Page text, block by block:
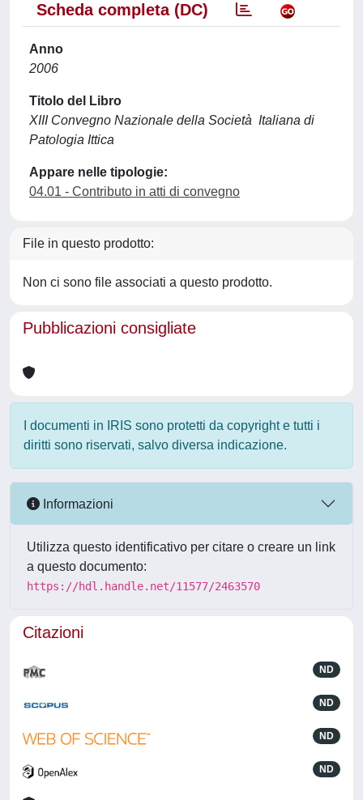
Scheda completa (DC)
Anno
2006
Titolo del Libro
XIII Convegno Nazionale della Società Italiana di
Patologia Ittica
Appare nelle tipologie:
04.01 - Contributo in atti di convegno
File in questo prodotto:
Non ci sono file associati a questo prodotto.
Pubblicazioni consigliate
I documenti in IRIS sono protetti da copyright e tutti i
diritti sono riservati, salvo diversa indicazione.
Informazioni
Utilizza questo identificativo per citare o creare un link
a questo documento:
https://hdl.handle.net/11577/2463570
Citazioni
ND
ND
ND
ND